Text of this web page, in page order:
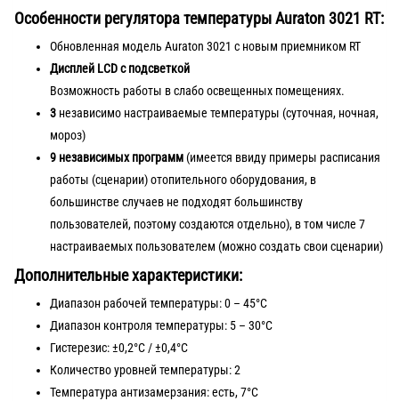
Особенности регулятора температуры Auraton 3021 RT:
Обновленная модель Auraton 3021 с новым приемником RT
Дисплей LCD с подсветкой
Возможность работы в слабо освещенных помещениях.
3 независимо настраиваемые температуры (суточная, ночная,
мороз)
9 независимых программ (имеется ввиду примеры расписания
работы (сценарии) отопительного оборудования, в
большинстве случаев не подходят большинству
пользователей, поэтому создаются отдельно), в том числе 7
настраиваемых пользователем (можно создать свои сценарии)
Дополнительные характеристики:
Диапазон рабочей температуры: 0 – 45°C
Диапазон контроля температуры: 5 – 30°C
Гистерезис: ±0,2°C / ±0,4°C
Количество уровней температуры: 2
Температура антизамерзания: есть, 7°C